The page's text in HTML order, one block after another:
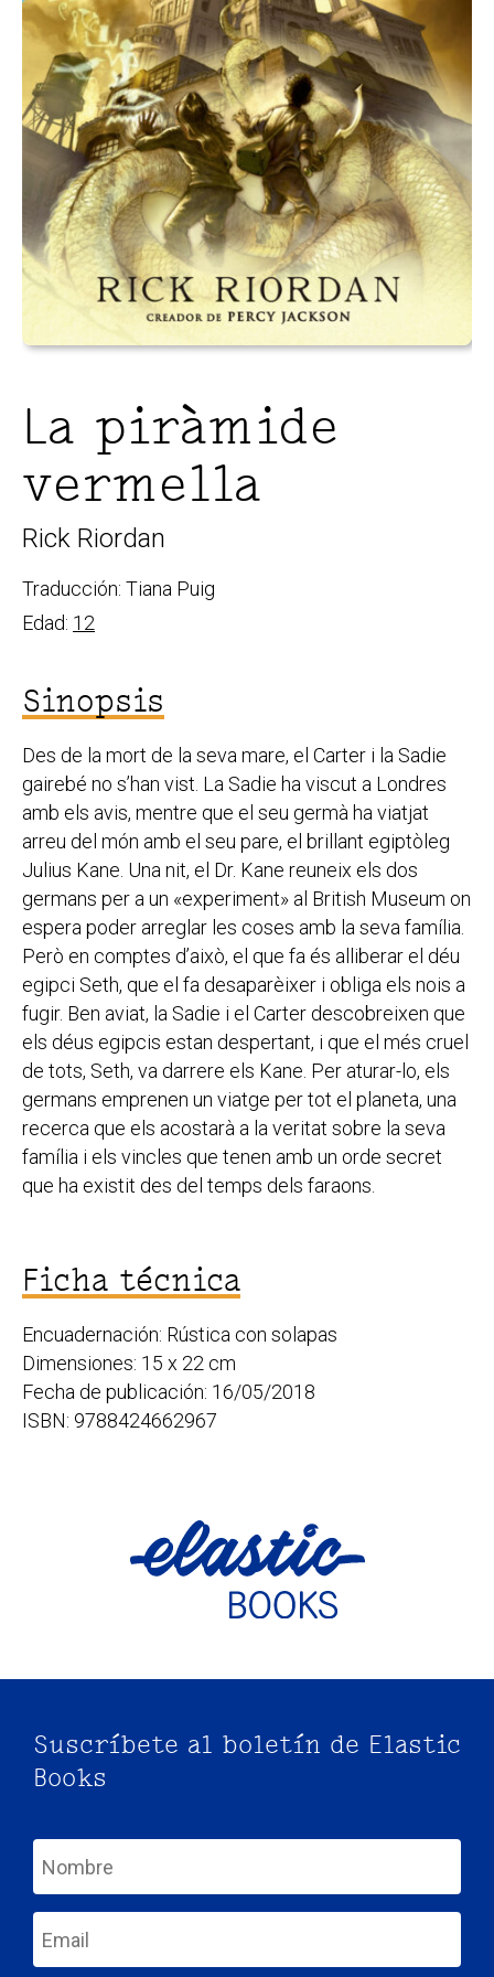
La piràmide
vermella
Rick Riordan
Traducción: Tiana Puig
Edad: 12
Sinopsis
Des de la mort de la seva mare, el Carter i la Sadie
gairebé no s’han vist. La Sadie ha viscut a Londres
amb els avis, mentre que el seu germà ha viatjat
arreu del món amb el seu pare, el brillant egiptòleg
Julius Kane. Una nit, el Dr. Kane reuneix els dos
germans per a un «experiment» al British Museum on
espera poder arreglar les coses amb la seva família.
Però en comptes d’això, el que fa és alliberar el déu
egipci Seth, que el fa desaparèixer i obliga els nois a
fugir. Ben aviat, la Sadie i el Carter descobreixen que
els déus egipcis estan despertant, i que el més cruel
de tots, Seth, va darrere els Kane. Per aturar-lo, els
germans emprenen un viatge per tot el planeta, una
recerca que els acostarà a la veritat sobre la seva
família i els vincles que tenen amb un orde secret
que ha existit des del temps dels faraons.
Ficha técnica
Encuadernación: Rústica con solapas
Dimensiones: 15 x 22 cm
Fecha de publicación: 16/05/2018
ISBN: 9788424662967
Suscríbete al boletín de Elastic
Books